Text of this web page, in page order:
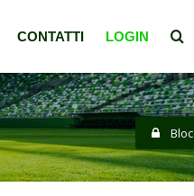
CONTATTI LOGIN